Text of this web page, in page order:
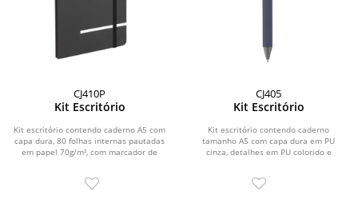
CJ410P
Kit Escritório
Kit escritório contendo caderno A5 com
capa dura, 80 folhas internas pautadas
em papel 70g/m², com marcador de
CJ405
Kit Escritório
Kit escritório contendo caderno
tamanho A5 com capa dura em PU
cinza, detalhes em PU colorido e